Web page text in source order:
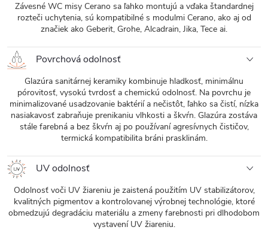
Závesné WC misy Cerano sa ľahko montujú a vďaka štandardnej
rozteči uchytenia, sú kompatibilné s modulmi Cerano, ako aj od
značiek ako Geberit, Grohe, Alcadrain, Jika, Tece ai.
Povrchová odolnosť
Glazúra sanitárnej keramiky kombinuje hladkosť, minimálnu
pórovitosť, vysokú tvrdosť a chemickú odolnosť. Na povrchu je
minimalizované usadzovanie baktérií a nečistôt, ľahko sa čistí, nízka
nasiakavosť zabraňuje prenikaniu vlhkosti a škvŕn. Glazúra zostáva
stále farebná a bez škvŕn aj po používaní agresívnych čističov,
termická kompatibilita bráni prasklinám.
UV odolnosť
Odolnosť voči UV žiareniu je zaistená použitím UV stabilizátorov,
kvalitných pigmentov a kontrolovanej výrobnej technológie, ktoré
obmedzujú degradáciu materiálu a zmeny farebnosti pri dlhodobom
vystavení UV žiareniu.